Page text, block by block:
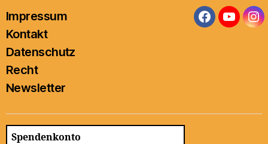
Impressum
Kontakt
Datenschutz
Recht
Newsletter
Facebook
Spendenkonto